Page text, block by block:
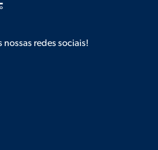
nossas redes sociais!